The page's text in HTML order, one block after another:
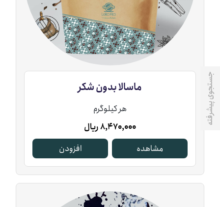
جستجوی پیشرفته ماسالا ‏بدون ‏شکر
هر کیلوگرم
8,470,000ریال
مشاهده
افزودن